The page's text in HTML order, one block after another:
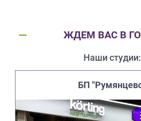
ЖДЕМ ВАС В
Наши студии:
БП